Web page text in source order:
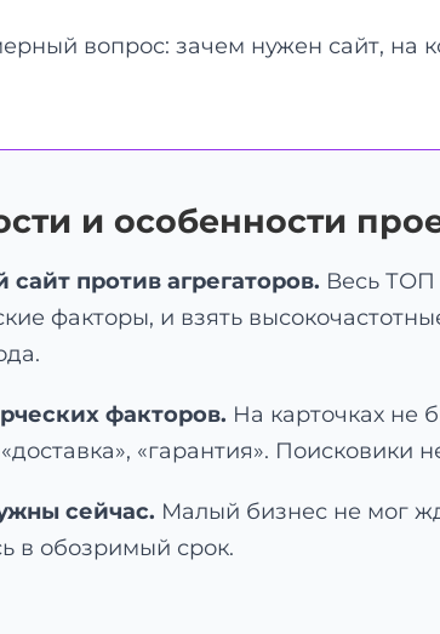
вопрос: зачем нужен сайт, на
и особенности
против агрегаторов. Весь ТОП
факторы, и взять
факторов. На карточках не
«доставка», «гарантия».
сейчас. Малый бизнес не мог
в обозримый срок.